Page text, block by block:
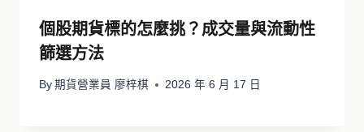
個股期貨標的怎麼挑？成交量與流動性
篩選方法
By 期貨營業員 廖梓棋 2026 年 6 月 17 日